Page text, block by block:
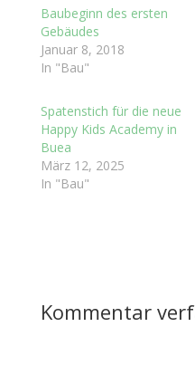
Baubeginn des ersten
Gebäudes
Januar 8, 2018
In "Bau"
Spatenstich für die neue
Happy Kids Academy in
Buea
März 12, 2025
In "Bau"
Kommentar